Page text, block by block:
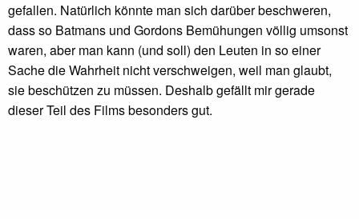
gefallen. Natürlich könnte man sich darüber beschweren,
dass so Batmans und Gordons Bemühungen völlig umsonst
waren, aber man kann (und soll) den Leuten in so einer
Sache die Wahrheit nicht verschweigen, weil man glaubt,
sie beschützen zu müssen. Deshalb gefällt mir gerade
dieser Teil des Films besonders gut.